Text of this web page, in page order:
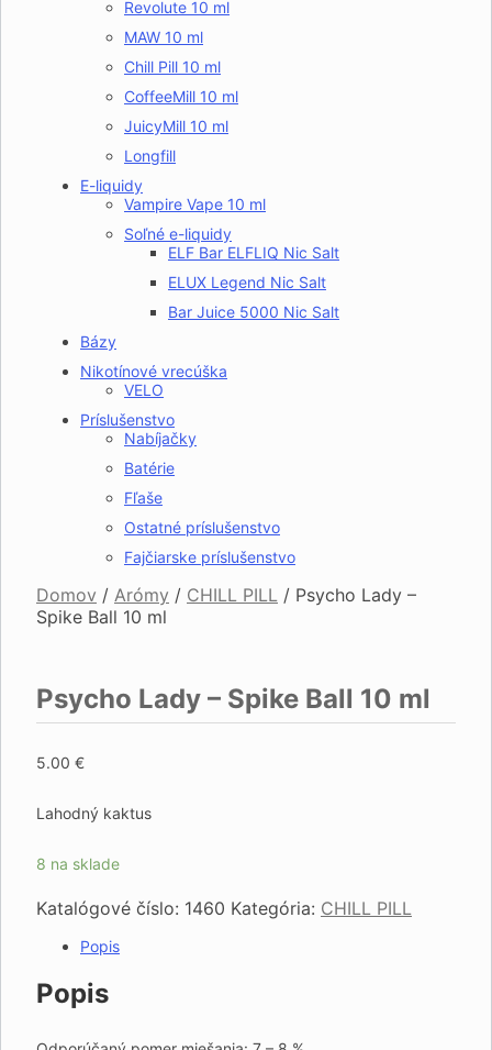
Revolute 10 ml
MAW 10 ml
Chill Pill 10 ml
CoffeeMill 10 ml
JuicyMill 10 ml
Longfill
E-liquidy
Vampire Vape 10 ml
Soľné e-liquidy
ELF Bar ELFLIQ Nic Salt
ELUX Legend Nic Salt
Bar Juice 5000 Nic Salt
Bázy
Nikotínové vrecúška
VELO
Príslušenstvo
Nabíjačky
Batérie
Fľaše
Ostatné príslušenstvo
Fajčiarske príslušenstvo
Domov / Arómy / CHILL PILL / Psycho Lady –
Spike Ball 10 ml
Psycho Lady – Spike Ball 10 ml
5.00 €
Lahodný kaktus
8 na sklade
Katalógové číslo: 1460 Kategória: CHILL PILL
Popis
Popis